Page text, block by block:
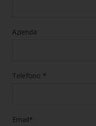
Azienda
Telefono *
Email*